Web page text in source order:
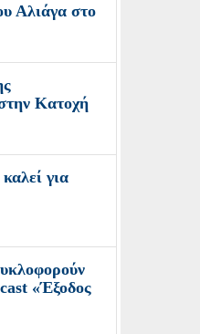
Αλιάγα στο
Κατοχή
για
«Έξοδος